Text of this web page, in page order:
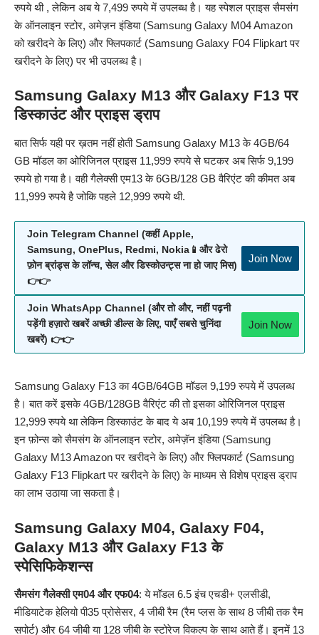
रुपये थी , लेकिन अब ये 7,499 रुपये में उपलब्ध है। यह स्पेशल प्राइस सैमसंग
के ऑनलाइन स्टोर, अमेज़न इंडिया (Samsung Galaxy M04 Amazon
को खरीदने के लिए) और फ्लिपकार्ट (Samsung Galaxy F04 Flipkartपर
खरीदने के लिए) पर भी उपलब्ध है।
Samsung Galaxy M13 औरGalaxy F13 पर
डिस्काउंट और प्राइस ड्राप
बात सिर्फ यही पर ख़तम नहीं होती Samsung Galaxy M13 के 4GB/64
GB मॉडल का ओरिजिनल प्राइस 11,999 रुपये से घटकर अब सिर्फ 9,199
रुपये हो गया है। वही गैलेक्सी एम13 के 6GB/128 GB वैरिएंट की कीमत अब
11,999 रुपये है जोकि पहले 12,999 रुपये थी.
Join Telegram Channel (कहीं Apple,
Samsung, OnePlus, Redmi, Nokia📱और ढेरो
फ़ोन ब्रांड्स के लॉन्च, सेल और डिस्कोउन्ट्स ना हो जाए मिस)
👉👉
Join Now
Join WhatsApp Channel (और तो और, नहीं पढ़नी
पड़ेंगी हज़ारो खबरें अच्छी डील्स के लिए, पाएँ सबसे चुनिंदा
खबरें) 👉👉
Join Now
Samsung Galaxy F13 का 4GB/64GB मॉडल 9,199 रुपये में उपलब्ध
है। बात करें इसके 4GB/128GB वैरिएंट की तो इसका ओरिजिनल प्राइस
12,999 रुपये था लेकिन डिस्काउंट के बाद ये अब 10,199 रुपये में उपलब्ध है।
इन फ़ोन्स को सैमसंग के ऑनलाइन स्टोर, अमेज़ॅन इंडिया (Samsung
Galaxy M13 Amazonपर खरीदने के लिए) और फ्लिपकार्ट (Samsung
Galaxy F13 Flipkartपर खरीदने के लिए) के माध्यम से विशेष प्राइस ड्राप
का लाभ उठाया जा सकता है।
Samsung Galaxy M04, Galaxy F04,
Galaxy M13 औरGalaxy F13 के
स्पेसिफिकेशन्स
सैमसंग गैलेक्सी एम04 और एफ04: ये मॉडल 6.5 इंच एचडी+ एलसीडी,
मीडियाटेक हेलियो पी35 प्रोसेसर, 4 जीबी रैम (रैम प्लस के साथ 8 जीबी तक रैम
सपोर्ट) और 64 जीबी या 128 जीबी के स्टोरेज विकल्प के साथ आते हैं। इनमें 13